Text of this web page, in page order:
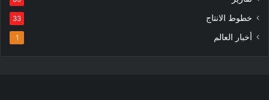
خطوط الانتاج 33
أخبار العالم 1